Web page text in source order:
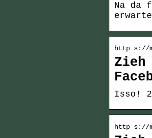
Na da
http s://
Zieh
Isso!
http s://